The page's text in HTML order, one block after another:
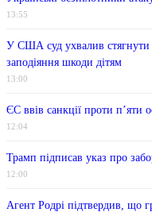
13:55
У США суд ухвалив стягнути
заподіяння шкоди дітям
13:00
ЄС ввів санкції проти п’яти
12:04
Трамп підписав указ про
12:00
Агент Родрі підтвердив, що